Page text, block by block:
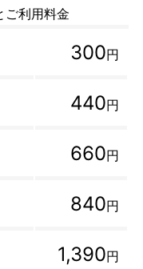
ご利用料金
300円
440円
660円
840円
1,390円